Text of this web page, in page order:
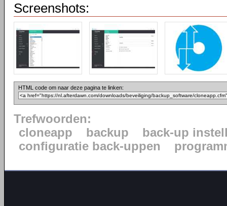
Screenshots:
HTML code om naar deze pagina te linken:
Trefwoorden:
cloneapp
backup
back-up
configuratie back-uppen